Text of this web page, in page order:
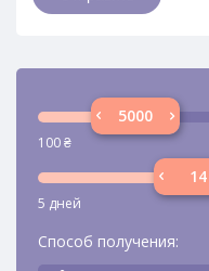
100₴
5 дней
Способ получения: